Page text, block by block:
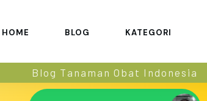
HOME BLOG KATEGORI
Blog Tanaman Obat Indonesia